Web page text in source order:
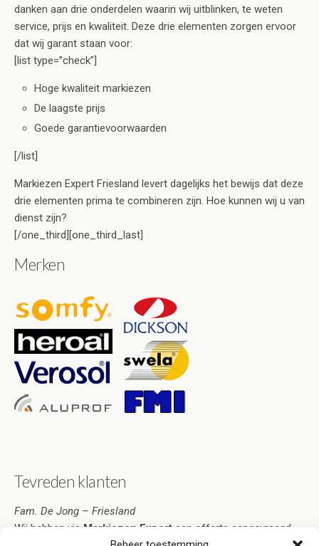
danken aan drie onderdelen waarin wij uitblinken, te weten
service, prijs en kwaliteit. Deze drie elementen zorgen ervoor
dat wij garant staan voor:
[list type=”check”]
Hoge kwaliteit markiezen
De laagste prijs
Goede garantievoorwaarden
[/list]
Markiezen Expert Friesland levert dagelijks het bewijs dat deze
drie elementen prima te combineren zijn. Hoe kunnen wij u van
dienst zijn?
[/one_third][one_third_last]
Merken
Tevreden klanten
Fam. De Jong – Friesland
Wij hebben via Markiezen Expert een offerte aangevraagd.